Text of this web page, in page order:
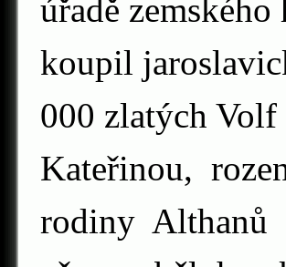
úřadě
koupil
000 zlatých
Kateřinou,
rodiny